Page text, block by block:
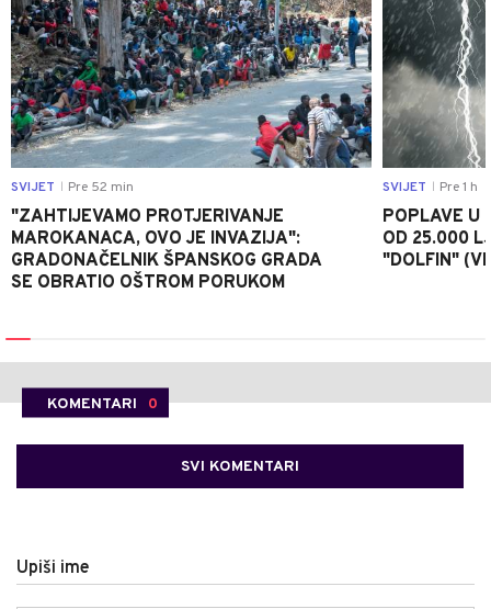
SVIJET Pre 52 min
"ZAHTIJEVAMO PROTJERIVANJE
MAROKANACA, OVO JE INVAZIJA":
GRADONAČELNIK ŠPANSKOG GRADA
SE OBRATIO OŠTROM PORUKOM
SVIJET Pre 1 h
POPLAVE U
OD 25.000
"DOLFIN"
KOMENTARI 0
SVI KOMENTARI
Upiši ime